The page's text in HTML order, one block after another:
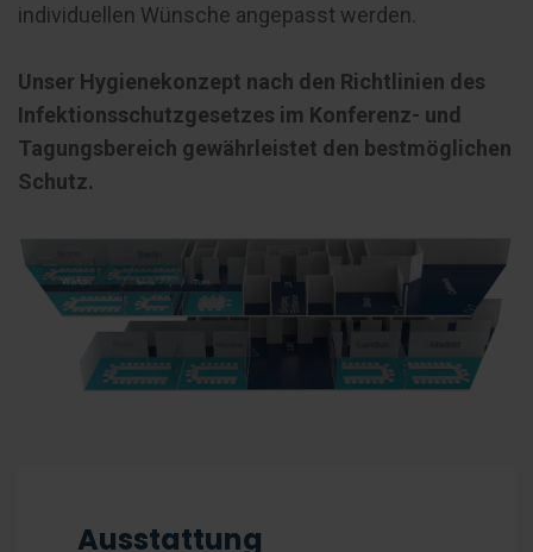
individuellen Wünsche angepasst werden.
Unser Hygienekonzept nach den Richtlinien des
Infektionsschutzgesetzes im Konferenz- und
Tagungsbereich gewährleistet den bestmöglichen
Schutz.
Ausstattung